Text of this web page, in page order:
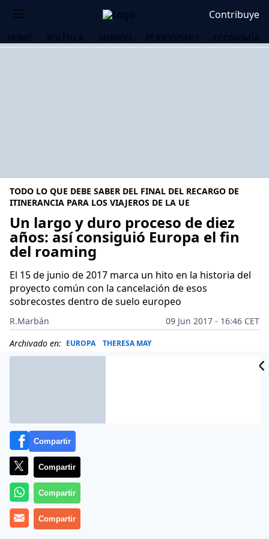
Contribuye
HOME POLÍTICA MUNDO PERIODISMO ECONOMÍA
TODO LO QUE DEBE SABER DEL FINAL DEL RECARGO DE
ITINERANCIA PARA LOS VIAJEROS DE LA UE
Un largo y duro proceso de diez
años: así consiguió Europa el fin
del roaming
El 15 de junio de 2017 marca un hito en la historia del
proyecto común con la cancelación de esos
sobrecostes dentro de suelo europeo
R.Marbán
09 Jun 2017 - 16:46 CET
Archivado en: EUROPA THERESA MAY
Compartir
Compartir
Compartir
Compartir